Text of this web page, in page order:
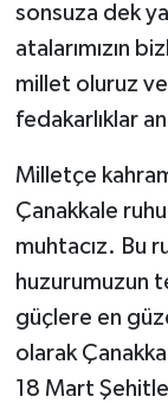
sonsuza dek
atalarımızın
millet oluruz ve
fedakarlıklar
Milletçe
Çanakkale
muhtacız. Bu
huzurumuzun
güçlere en
olarak
18 Mart